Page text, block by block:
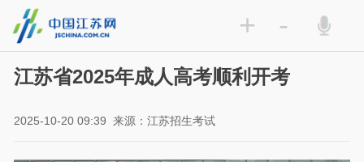
+ -
江苏省2025年成人高考顺利开考
2025-10-20 09:39 来源：江苏招生考试